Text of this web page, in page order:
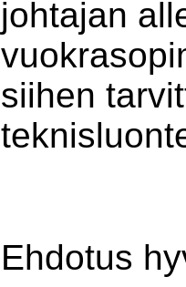
johtajan
siihen
Ehdotus